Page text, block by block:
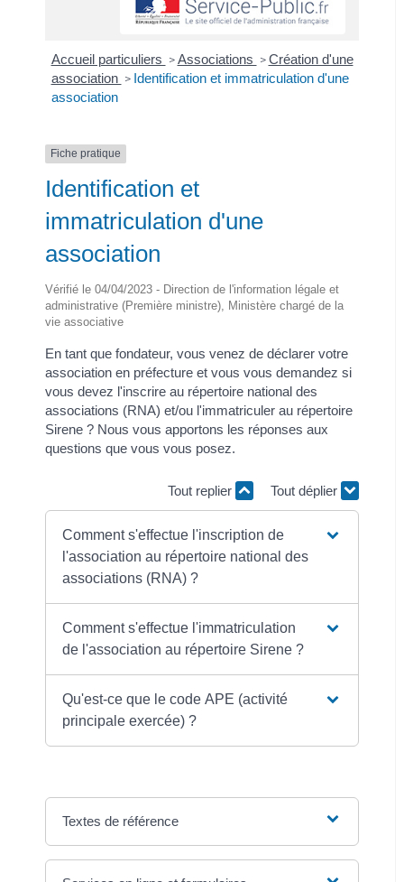
Accueil particuliers > Associations > Création d'une
association > Identification et immatriculation d'une
association
Fiche pratique
Identification et
immatriculation d'une
association
Vérifié le 04/04/2023 - Direction de l'information légale et
administrative (Première ministre), Ministère chargé de la
vie associative
En tant que fondateur, vous venez de déclarer votre
association en préfecture et vous vous demandez si
vous devez l'inscrire au répertoire national des
associations (RNA) et/ou l'immatriculer au répertoire
Sirene ? Nous vous apportons les réponses aux
questions que vous vous posez.
Tout replier Tout déplier
Comment s'effectue l'inscription de
l'association au répertoire national des
associations (RNA) ?
Comment s'effectue l'immatriculation
de l'association au répertoire Sirene ?
Qu'est-ce que le code APE (activité
principale exercée) ?
Textes de référence